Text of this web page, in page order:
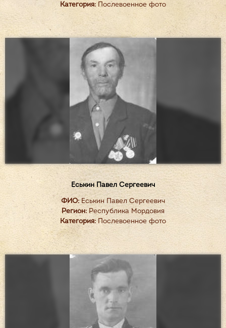
Категория: Послевоенное фото
Еськин Павел Сергеевич
ФИО:Еськин Павел Сергеевич
Регион:Республика Мордовия
Категория:Послевоенное фото